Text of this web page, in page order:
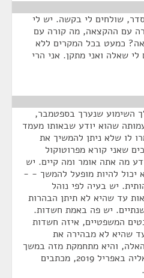
שולחים לי בקשה. יש לי
עם ההקצאה, מה קורה עם
כמעט בכל המקרים ללא
שאלה ואני מתקן. אני הרי
השימוע שנערך בספטמבר,
שהוא יודע שבאותו מעמד
לו שלא ניתן להמשיך את
שאני קורא מפרוטוקול
מה אתה אומר ומה קיים. יש
יכול להיות מופעל להמשך - -
יש בעיה לפי נוהל
עד שהיא לא תיתן הבהרות
יש פה באמת חשדות.
המשפטיים, איזה חשדות
שהיא לא מבהירה את
והיא מתחמקת מזה במשך
שנה וחצי, לפחות מאז שפנו אליה באפריל 2019, מכתבים